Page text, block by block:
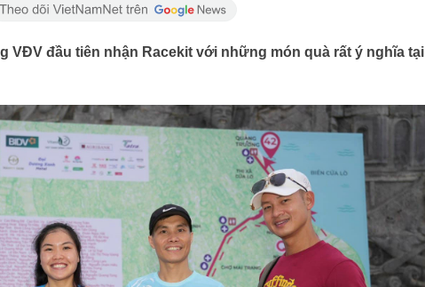
VĐV đầu tiên nhận Racekit với những món quà rất ý nghĩa tại